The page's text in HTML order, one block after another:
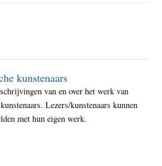
kunstenaars
van en over het werk van
Lezers/kunstenaars kunnen
met hun eigen werk.